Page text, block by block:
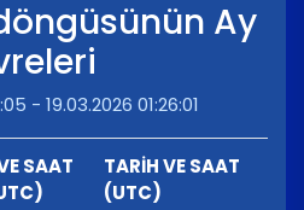
Ay
- 19.03.2026 01:26:01
SAAT
TARİH VE SAAT
(UTC)